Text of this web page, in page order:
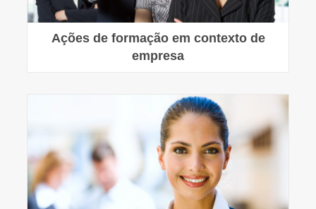
Ações de formação em contexto de
empresa